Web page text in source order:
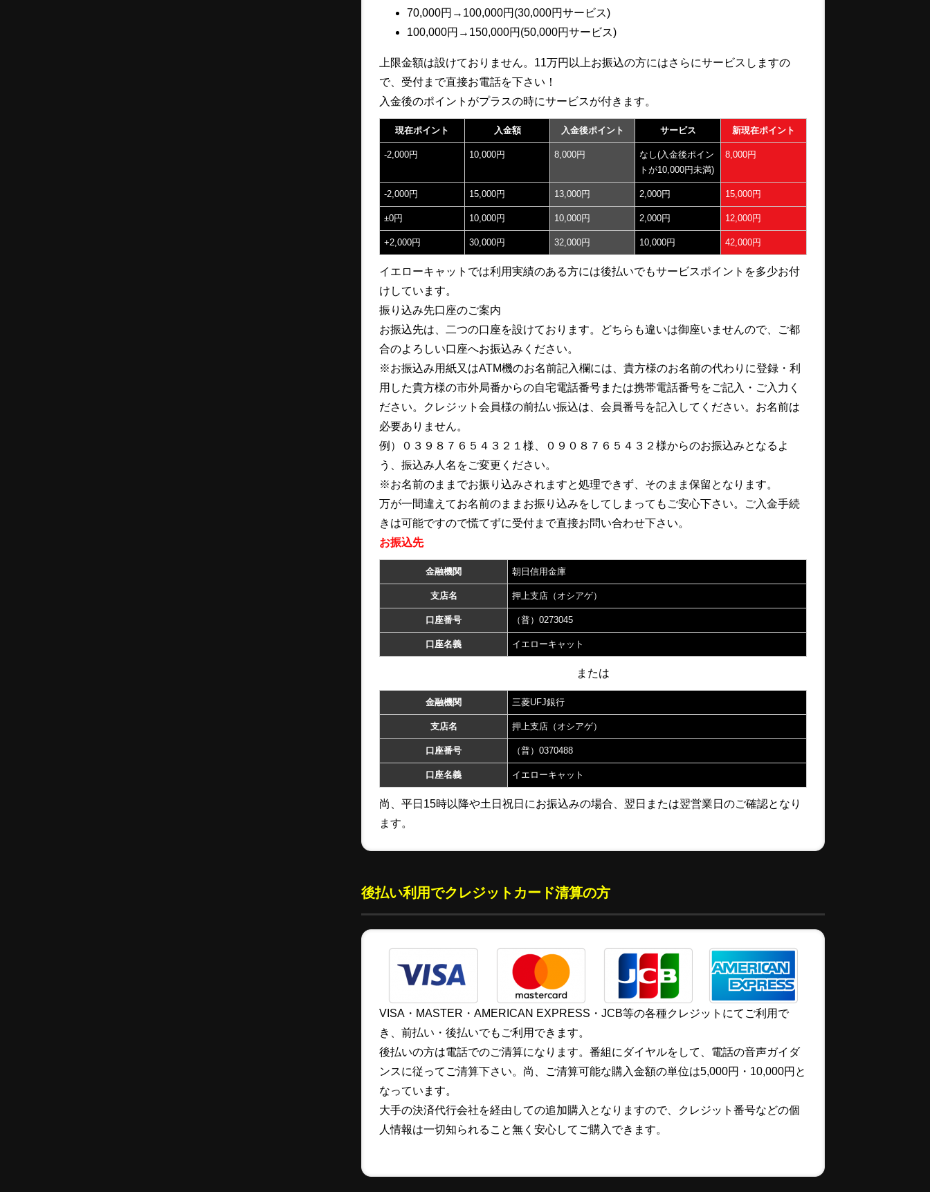
70,000円→100,000円(30,000円サービス)
100,000円→150,000円(50,000円サービス)
上限金額は設けておりません。11万円以上お振込の方にはさらにサービスしますの
で、受付まで直接お電話を下さい！
入金後のポイントがプラスの時にサービスが付きます。
現在ポイント 入金額 入金後ポイント サービス 新現在ポイント
‐2,000円 10,000円 8,000円
なし(入金後ポイン
トが10,000円未満)
8,000円
‐2,000円 15,000円 13,000円 2,000円 15,000円
±0円 10,000円 10,000円 2,000円 12,000円
+2,000円 30,000円 32,000円 10,000円 42,000円
イエローキャットでは利用実績のある方には後払いでもサービスポイントを多少お付
けしています。
振り込み先口座のご案内
お振込先は、二つの口座を設けております。どちらも違いは御座いませんので、ご都
合のよろしい口座へお振込みください。
※お振込み用紙又はATM機のお名前記入欄には、貴方様のお名前の代わりに登録・利
用した貴方様の市外局番からの自宅電話番号または携帯電話番号をご記入・ご入力く
ださい。クレジット会員様の前払い振込は、会員番号を記入してください。お名前は
必要ありません。
例）０３９８７６５４３２１様、０９０８７６５４３２様からのお振込みとなるよ
う、振込み人名をご変更ください。
※お名前のままでお振り込みされますと処理できず、そのまま保留となります。
万が一間違えてお名前のままお振り込みをしてしまってもご安心下さい。ご入金手続
きは可能ですので慌てずに受付まで直接お問い合わせ下さい。
お振込先
金融機関 朝日信用金庫
支店名 押上支店（オシアゲ）
口座番号 （普）0273045
口座名義 イエローキャット
または
金融機関 三菱UFJ銀行
支店名 押上支店（オシアゲ）
口座番号 （普）0370488
口座名義 イエローキャット
尚、平日15時以降や土日祝日にお振込みの場合、翌日または翌営業日のご確認となり
ます。
後払い利用でクレジットカード清算の方
VISA・MASTER・AMERICAN EXPRESS・JCB等の各種クレジットにてご利用で
き、前払い・後払いでもご利用できます。
後払いの方は電話でのご清算になります。番組にダイヤルをして、電話の音声ガイダ
ンスに従ってご清算下さい。尚、ご清算可能な購入金額の単位は5,000円・10,000円と
なっています。
大手の決済代行会社を経由しての追加購入となりますので、クレジット番号などの個
人情報は一切知られること無く安心してご購入できます。